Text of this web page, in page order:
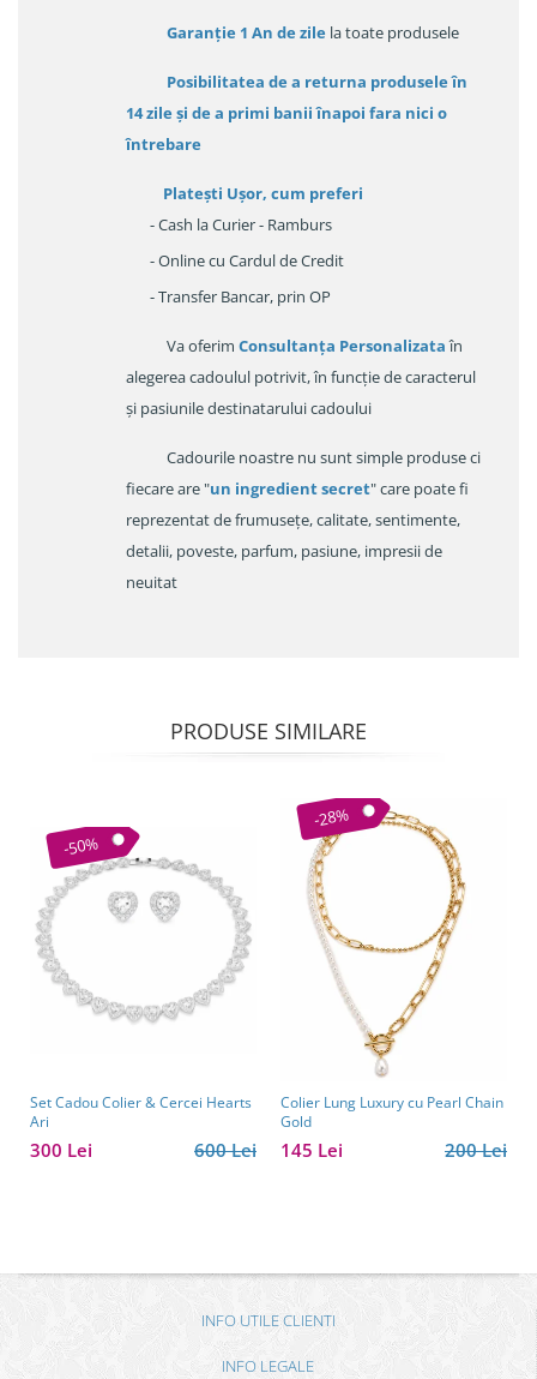
Garanție 1 An de zile la toate produsele
Posibilitatea de a returna produsele în
14 zileși de a primi banii înapoi fara nici o
întrebare
Platești Ușor, cum preferi
- Cash la Curier - Ramburs
- Online cu Cardul de Credit
- Transfer Bancar, prin OP
Va oferim Consultanța Personalizataîn
alegerea cadoulul potrivit, în funcție de caracterul
și pasiunile destinatarului cadoului
Cadourile noastre nu sunt simple produse ci
fiecare are "un ingredient secret" care poate fi
reprezentat de frumusețe, calitate, sentimente,
detalii, poveste, parfum, pasiune, impresii de
neuitat
PRODUSE SIMILARE
-50%
Set Cadou Colier & Cercei Hearts
Ari
600 Lei
300 Lei
-28%
Colier Lung Luxury cu Pearl Chain
Gold
200 Lei
145 Lei
INFO UTILE CLIENTI
INFO LEGALE